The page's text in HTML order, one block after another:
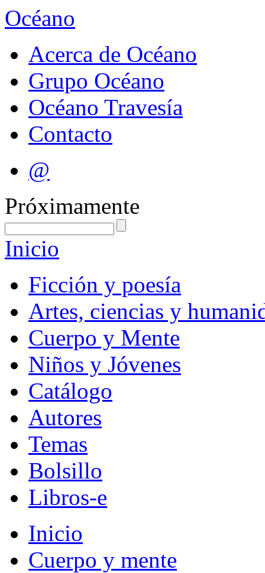
Océano
Acerca de Océano
Grupo Océano
Océano Travesía
Contacto
@
Próximamente
Inicio
Ficción y poesía
Artes, ciencias y
Cuerpo y Mente
Niños y Jóvenes
Catálogo
Autores
Temas
Bolsillo
Libros-e
Inicio
Cuerpo y mente